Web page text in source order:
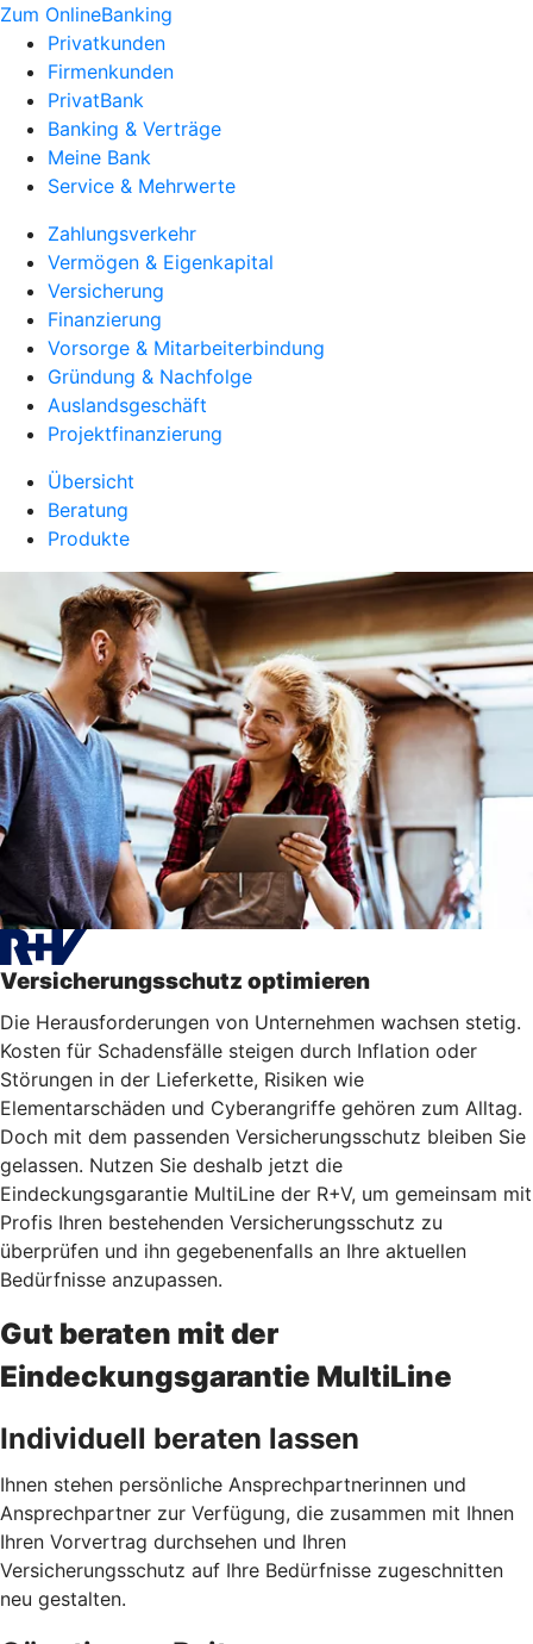
Zum OnlineBanking
Privatkunden
Firmenkunden
PrivatBank
Banking & Verträge
Meine Bank
Service & Mehrwerte
Zahlungsverkehr
Vermögen & Eigenkapital
Versicherung
Finanzierung
Vorsorge & Mitarbeiterbindung
Gründung & Nachfolge
Auslandsgeschäft
Projektfinanzierung
Übersicht
Beratung
Produkte
Versicherungsschutz optimieren
Die Herausforderungen von Unternehmen wachsen stetig.
Kosten für Schadensfälle steigen durch Inflation oder
Störungen in der Lieferkette, Risiken wie
Elementarschäden und Cyberangriffe gehören zum Alltag.
Doch mit dem passenden Versicherungsschutz bleiben Sie
gelassen. Nutzen Sie deshalb jetzt die
Eindeckungsgarantie MultiLine der R+V, um gemeinsam mit
Profis Ihren bestehenden Versicherungsschutz zu
überprüfen und ihn gegebenenfalls an Ihre aktuellen
Bedürfnisse anzupassen.
Gut beraten mit der
Eindeckungsgarantie MultiLine
Individuell beraten lassen
Ihnen stehen persönliche Ansprechpartnerinnen und
Ansprechpartner zur Verfügung, die zusammen mit Ihnen
Ihren Vorvertrag durchsehen und Ihren
Versicherungsschutz auf Ihre Bedürfnisse zugeschnitten
neu gestalten.